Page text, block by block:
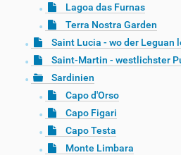
Lagoa das Furnas
Terra Nostra Garden
Saint Lucia - wo der Leguan
Saint-Martin - westlichster
Sardinien
Capo d'Orso
Capo Figari
Capo Testa
Monte Limbara